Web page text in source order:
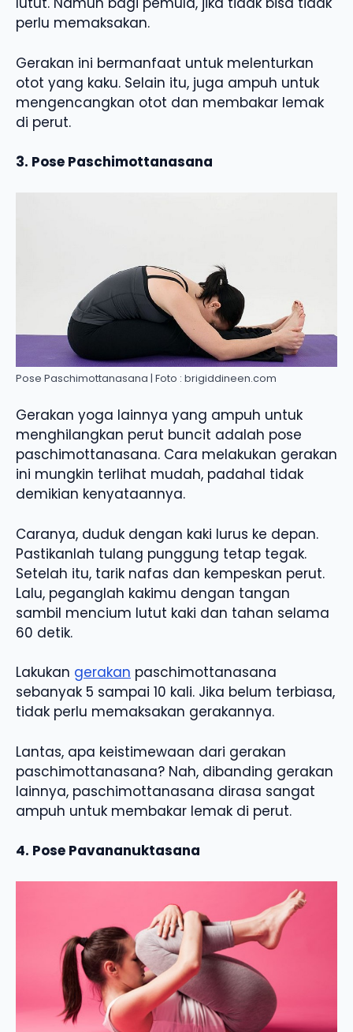
perlu memaksakan.
Gerakan ini bermanfaat untuk melenturkan
otot yang kaku. Selain itu, juga ampuh untuk
mengencangkan otot dan membakar lemak
di perut.
3. Pose Paschimottanasana
Pose Paschimottanasana | Foto : brigiddineen.com
Gerakan yoga lainnya yang ampuh untuk
menghilangkan perut buncit adalah pose
paschimottanasana. Cara melakukan gerakan
ini mungkin terlihat mudah, padahal tidak
demikian kenyataannya.
Caranya, duduk dengan kaki lurus ke depan.
Pastikanlah tulang punggung tetap tegak.
Setelah itu, tarik nafas dan kempeskan perut.
Lalu, peganglah kakimu dengan tangan
sambil mencium lutut kaki dan tahan selama
60 detik.
Lakukan gerakan paschimottanasana
sebanyak 5 sampai 10 kali. Jika belum terbiasa,
tidak perlu memaksakan gerakannya.
Lantas, apa keistimewaan dari gerakan
paschimottanasana? Nah, dibanding gerakan
lainnya, paschimottanasana dirasa sangat
ampuh untuk membakar lemak di perut.
4. Pose Pavananuktasana